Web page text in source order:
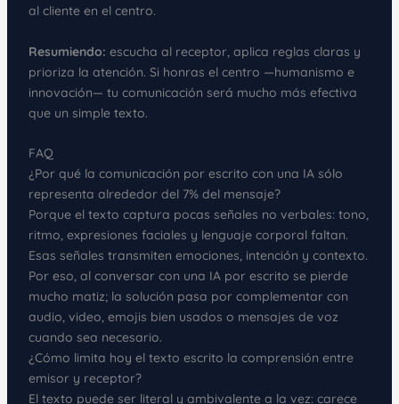
al cliente en el centro.
Resumiendo: escucha al receptor, aplica reglas claras y
prioriza la atención. Si honras el centro —humanismo e
innovación— tu comunicación será mucho más efectiva
que un simple texto.
FAQ
¿Por qué la comunicación por escrito con una IA sólo
representa alrededor del 7% del mensaje?
Porque el texto captura pocas señales no verbales: tono,
ritmo, expresiones faciales y lenguaje corporal faltan.
Esas señales transmiten emociones, intención y contexto.
Por eso, al conversar con una IA por escrito se pierde
mucho matiz; la solución pasa por complementar con
audio, video, emojis bien usados o mensajes de voz
cuando sea necesario.
¿Cómo limita hoy el texto escrito la comprensión entre
emisor y receptor?
El texto puede ser literal y ambivalente a la vez: carece